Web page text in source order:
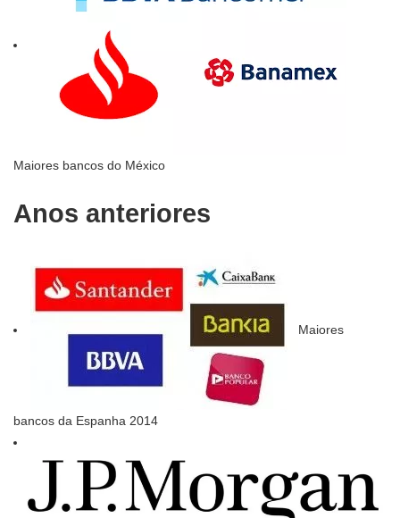
Maiores bancos do México
Anos anteriores
Maiores
bancos da Espanha 2014